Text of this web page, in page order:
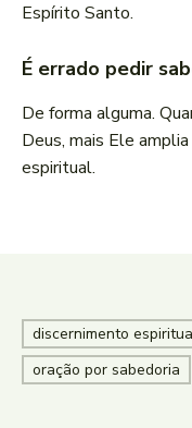
Espírito Santo.
É errado pedir
De forma alguma.
Deus, mais Ele
espiritual.
discernimento
oração por sabedoria